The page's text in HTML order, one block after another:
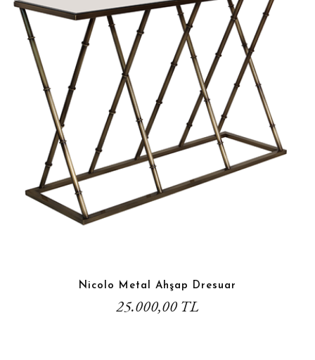
Nicolo Metal Ahşap Dresuar
25.000,00 TL